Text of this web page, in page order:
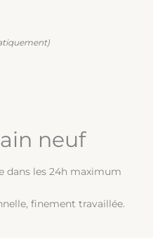
neuf
dans les 24h maximum
finement travaillée.